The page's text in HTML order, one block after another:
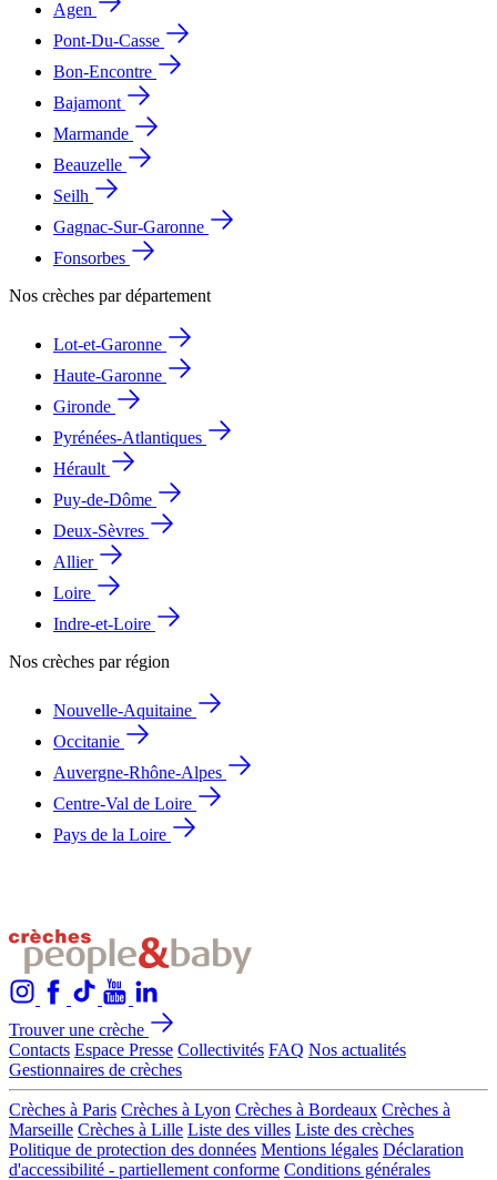
Agen
Pont-Du-Casse
Bon-Encontre
Bajamont
Marmande
Beauzelle
Seilh
Gagnac-Sur-Garonne
Fonsorbes
Nos crèches par département
Lot-et-Garonne
Haute-Garonne
Gironde
Pyrénées-Atlantiques
Hérault
Puy-de-Dôme
Deux-Sèvres
Allier
Loire
Indre-et-Loire
Nos crèches par région
Nouvelle-Aquitaine
Occitanie
Auvergne-Rhône-Alpes
Centre-Val de Loire
Pays de la Loire
Trouver une crèche
Contacts Espace Presse Collectivités FAQ Nos actualités
Gestionnaires de crèches
Crèches à Paris Crèches à Lyon Crèches à Bordeaux Crèches à
Marseille Crèches à Lille Liste des villes Liste des crèches
Politique de protection des données Mentions légales Déclaration
d'accessibilité - partiellement conforme Conditions générales